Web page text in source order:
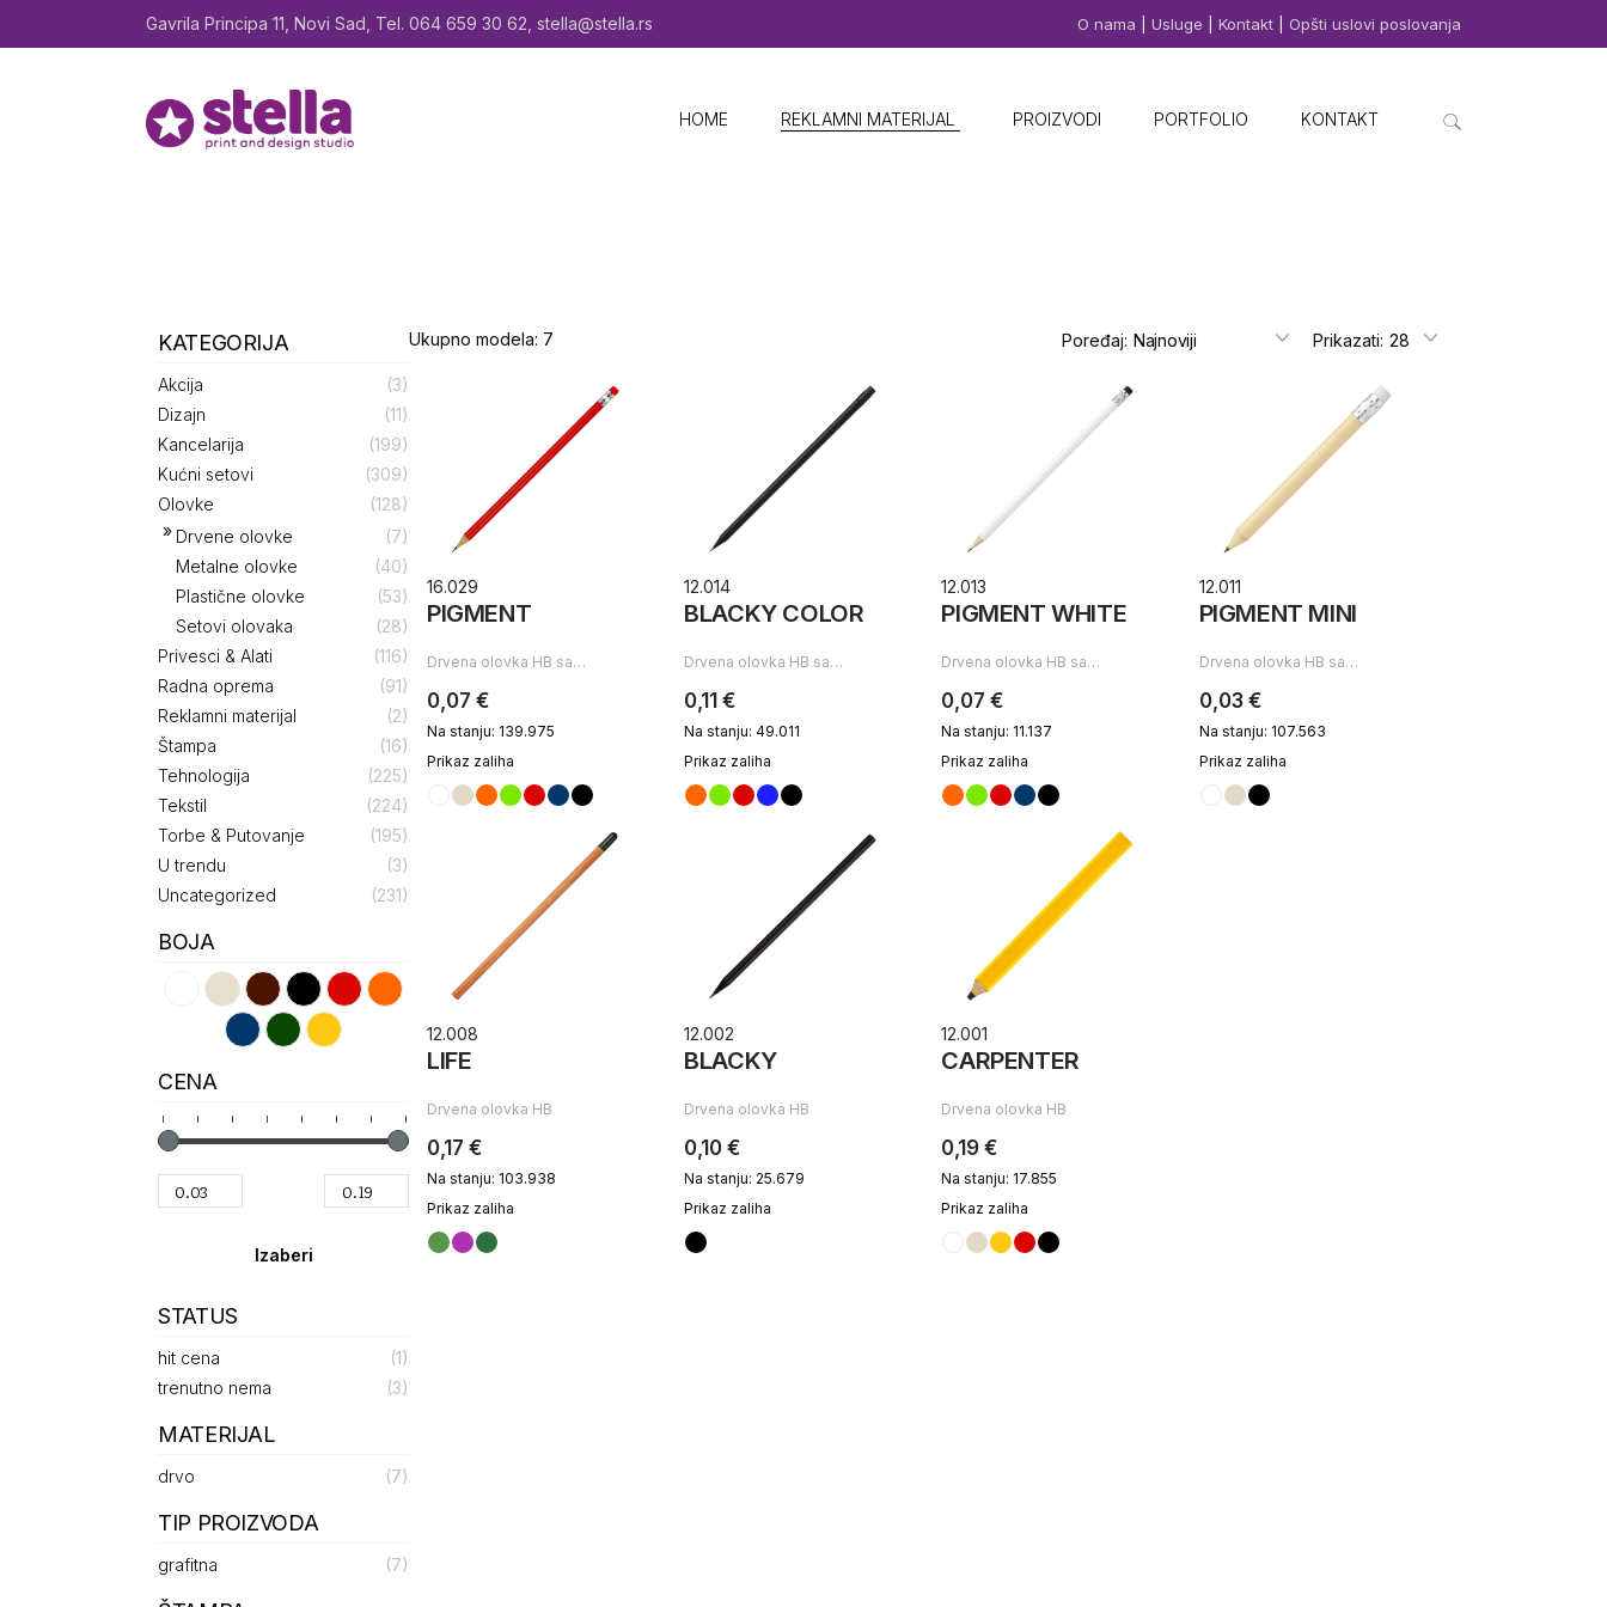
Gavrila Principa 11, Novi Sad, Tel. 064 659 30 62, stella@stella.rs O nama Usluge Kontakt Opšti uslovi poslovanja
HOME REKLAMNI MATERIJAL ​ PROIZVODI PORTFOLIO KONTAKT
Ukupno modela: 7 Poređaj: Prikazati:
16.029
PIGMENT
Drvena olovka HB sa…
0,07 €
Na stanju: 139.975
Prikaz zaliha
12.014
BLACKY COLOR
Drvena olovka HB sa…
0,11 €
Na stanju: 49.011
Prikaz zaliha
12.013
PIGMENT WHITE
Drvena olovka HB sa…
0,07 €
Na stanju: 11.137
Prikaz zaliha
12.011
PIGMENT MINI
Drvena olovka HB sa…
0,03 €
Na stanju: 107.563
Prikaz zaliha
12.008
LIFE
Drvena olovka HB
0,17 €
Na stanju: 103.938
Prikaz zaliha
12.002
BLACKY
Drvena olovka HB
0,10 €
Na stanju: 25.679
Prikaz zaliha
12.001
CARPENTER
Drvena olovka HB
0,19 €
Na stanju: 17.855
Prikaz zaliha
KATEGORIJA
Akcija
(3)
Dizajn
(11)
Kancelarija
(199)
Kućni setovi
(309)
Olovke
(128)
Drvene olovke
(7)
Metalne olovke
(40)
Plastične olovke
(53)
Setovi olovaka
(28)
Privesci & Alati
(116)
Radna oprema
(91)
Reklamni materijal
(2)
Štampa
(16)
Tehnologija
(225)
Tekstil
(224)
Torbe & Putovanje
(195)
U trendu
(3)
Uncategorized
(231)
BOJA
CENA
STATUS
hit cena
(1)
trenutno nema
(3)
MATERIJAL
drvo (7)
TIP PROIZVODA
grafitna (7)